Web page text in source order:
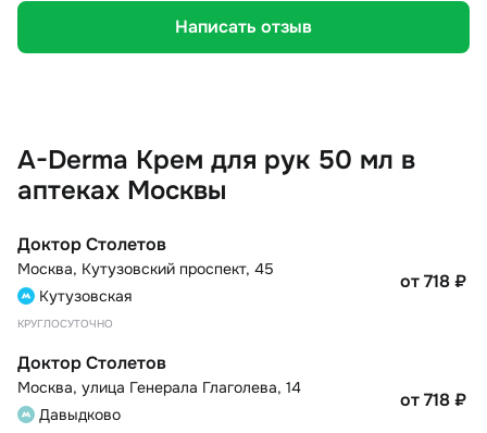
Написать отзыв
A-Derma Крем для рук 50 мл в
аптеках Москвы
Доктор Столетов
Москва, Кутузовский проспект, 45
Кутузовская
КРУГЛОСУТОЧНО
от 718₽
Доктор Столетов
Москва, улица Генерала Глаголева, 14
Давыдково
от 718₽